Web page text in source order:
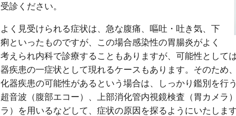
受診ください。
よく見受けられる症状は、急な腹痛、嘔吐・吐き気、下
痢といったものですが、この場合感染性の胃腸炎がよく
考えられ内科で診療することもありますが、可能性として
器疾患の一症状として現れるケースもあります。そのため
化器疾患の可能性があるという場合は、しっかり鑑別を行
超音波（腹部エコー）、上部消化管内視鏡検査（胃カメラ
ラ）を用いるなどして、症状の原因を探るようにいたします